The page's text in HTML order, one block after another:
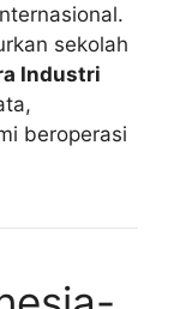
sekolah
Industri
beroperasi